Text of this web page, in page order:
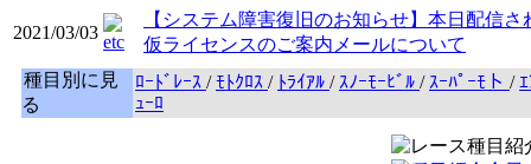
2021/03/03
【システム障害復旧のお知らせ】本日配信さ
仮ライセンスのご案内メールについて
種目別に見
る
ﾛｰﾄﾞﾚｰｽ /ﾓﾄｸﾛｽ / ﾄﾗｲｱﾙ / ｽﾉｰﾓｰﾋﾞﾙ / ｽｰﾊﾟｰﾓト /
ｭｰﾛ